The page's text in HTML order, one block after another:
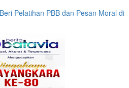
Pelatihan PBB dan Pesan Moral di